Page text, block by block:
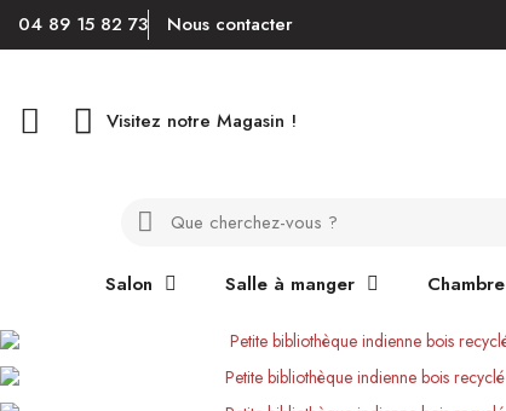
04 89 15 82 73 Nous contacter
Visitez notre Magasin !
Salon Salle à manger Chambre